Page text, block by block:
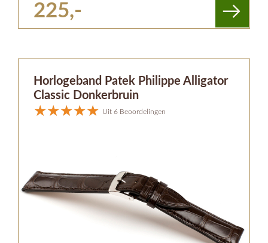
225,-
Horlogeband Patek Philippe Alligator
Classic Donkerbruin
Uit 6 Beoordelingen